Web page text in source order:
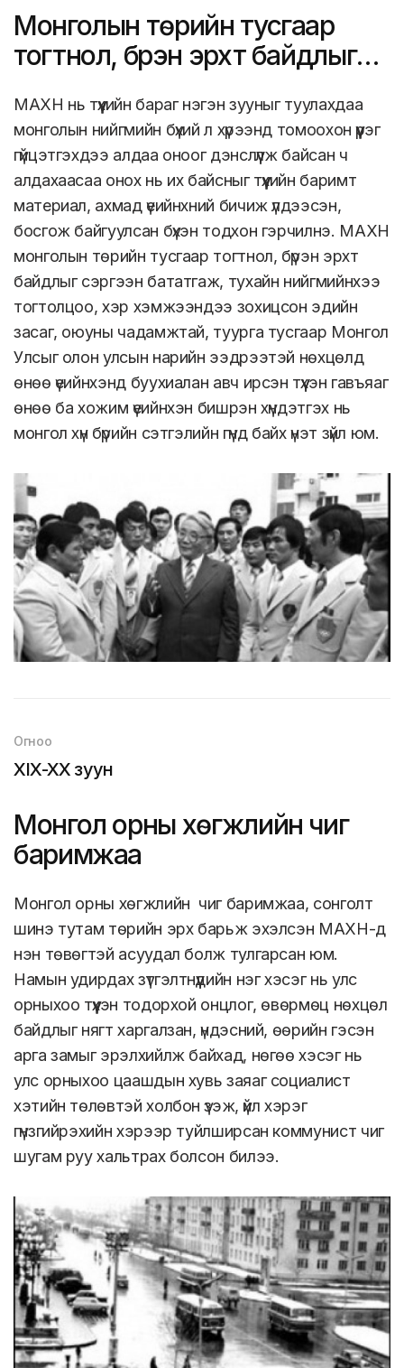
Монголын төрийн тусгаар
тогтнол, бүрэн эрхт байдлыг
МАХН нь түүхийн бараг нэгэн зууныг туулахдаа
монголын нийгмийн бүхий л хүрээнд томоохон үүрэг
гүйцэтгэхдээ алдаа оноог дэнслүүлж байсан ч
алдахаасаа онох нь их байсныг түүхийн баримт
материал, ахмад үеийнхний бичиж үлдээсэн,
босгож байгуулсан бүхэн тодхон гэрчилнэ. МАХН
монголын төрийн тусгаар тогтнол, бүрэн эрхт
байдлыг сэргээн бататгаж, тухайн нийгмийнхээ
тогтолцоо, хэр хэмжээндээ зохицсон эдийн
засаг, оюуны чадамжтай, туурга тусгаар Монгол
Улсыг олон улсын нарийн ээдрээтэй нөхцөлд
өнөө үеийнхэнд буухиалан авч ирсэн түүхэн гавъяаг
өнөө ба хожим үеийнхэн бишрэн хүндэтгэх нь
монгол хүн бүрийн сэтгэлийн гүнд байх үнэт зүйл юм.
Огноо
XIX-XX зуун
Монгол орны хөгжлийн чиг
баримжаа
Монгол орны хөгжлийн чиг баримжаа, сонголт
шинэ тутам төрийн эрх барьж эхэлсэн МАХН-д
нэн төвөгтэй асуудал болж тулгарсан юм.
Намын удирдах зүтгэлтнүүдийн нэг хэсэг нь улс
орныхоо түүхэн тодорхой онцлог, өвөрмөц нөхцөл
байдлыг нягт харгалзан, үндэсний, өөрийн гэсэн
арга замыг эрэлхийлж байхад, нөгөө хэсэг нь
улс орныхоо цаашдын хувь заяаг социалист
хэтийн төлөвтэй холбон үзэж, үйл хэрэг
гүнзгийрэхийн хэрээр туйлширсан коммунист чиг
шугам руу хальтрах болсон билээ.